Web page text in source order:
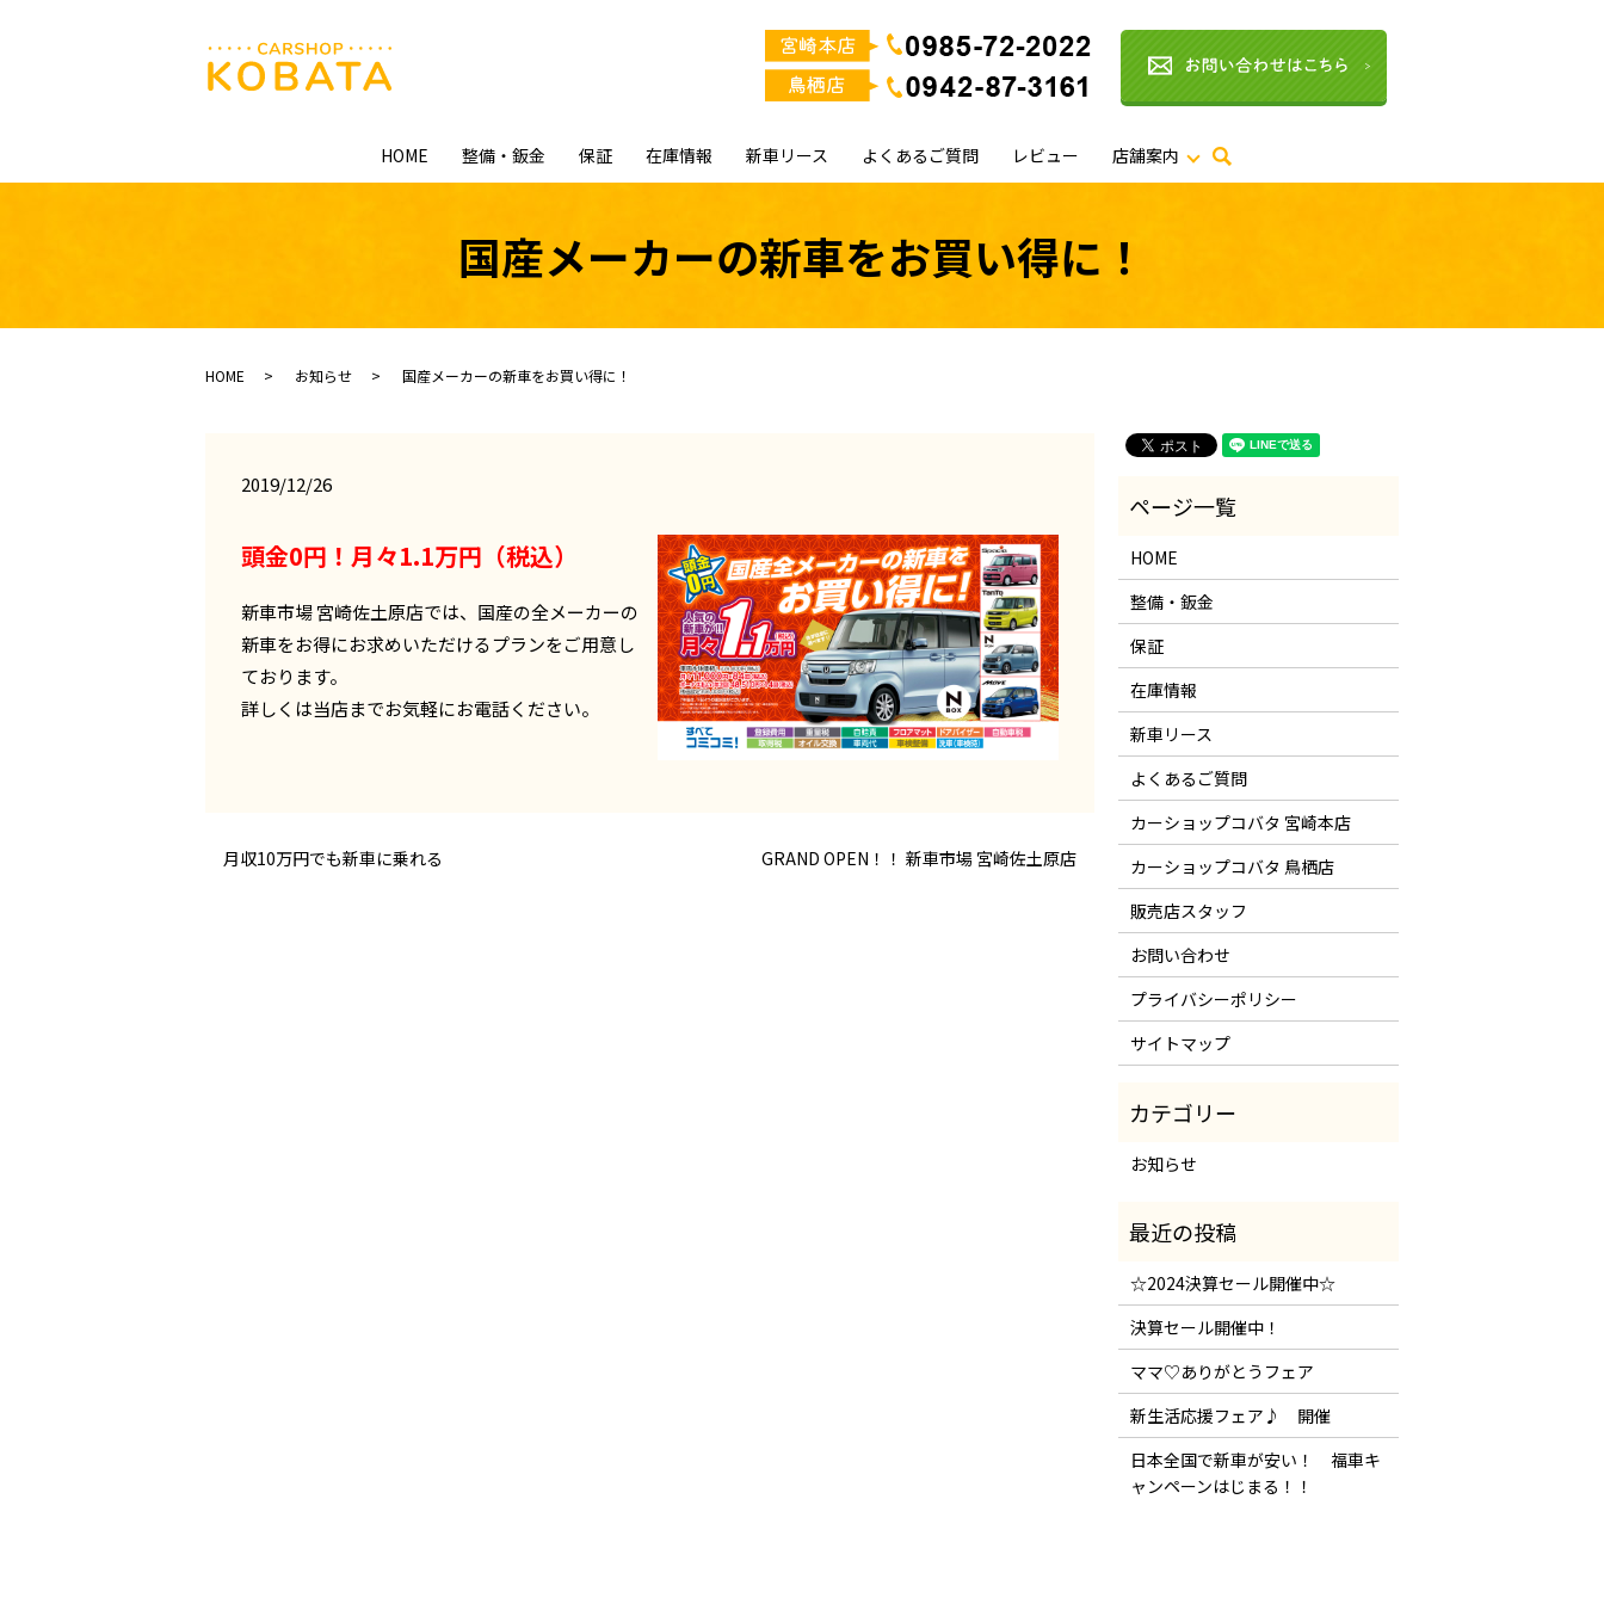
HOME 整備・鈑金 保証 在庫情報 新車リース よくあるご質問 レビュー 店舗案内 search
国産メーカーの新車をお買い得に！
HOME お知らせ 国産メーカーの新車をお買い得に！
2019/12/26
頭金0円！月々1.1万円（税込）
新車市場 宮崎佐土原店では、国産の全メーカーの
新車をお得にお求めいただけるプランをご用意し
ております。
詳しくは当店までお気軽にお電話ください。
月収10万円でも新車に乗れる GRAND OPEN！！ 新車市場 宮崎佐土原店
HOME
整備・鈑金
保証
在庫情報
新車リース
よくあるご質問
カーショップコバタ 宮崎本店
カーショップコバタ 鳥栖店
販売店スタッフ
お問い合わせ
プライバシーポリシー
サイトマップ
お知らせ
☆2024決算セール開催中☆
決算セール開催中！
ママ♡ありがとうフェア
新生活応援フェア♪ 開催
日本全国で新車が安い！ 福車キ
ャンペーンはじまる！！